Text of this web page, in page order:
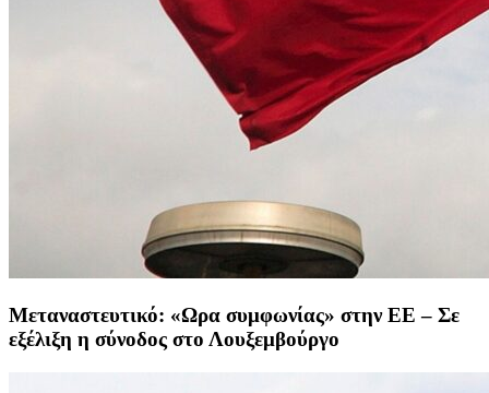
Μεταναστευτικό: «Ωρα συμφωνίας» στην ΕΕ – Σε
εξέλιξη η σύνοδος στο Λουξεμβούργο